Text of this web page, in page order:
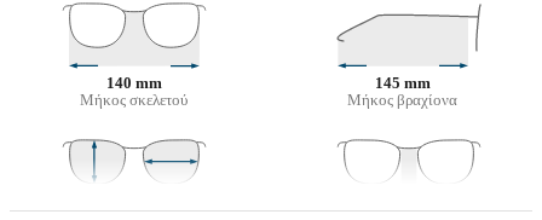
καφέ ή μαύρα μαλλιά.
Οι τετράγωνοι σκελετοί γυαλιών ηλίουείναι ιδανική επιλογή
για όσους έχουν στρογγυλό, οβάλ ή τριγωνικό σχήμα
προσώπου.
Ο σκελετός των γυαλιών ηλίου είναι κατασκευασμένος από
και άνεση.
Φακός γυαλιών ηλίου
140 mm
Μήκος σκελετού
145 mm
Μήκος βραχίονα
47 mm
57 mm
16 mm